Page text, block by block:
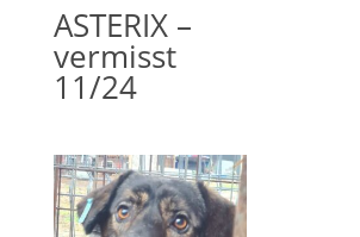
ASTERIX –
vermisst
11/24